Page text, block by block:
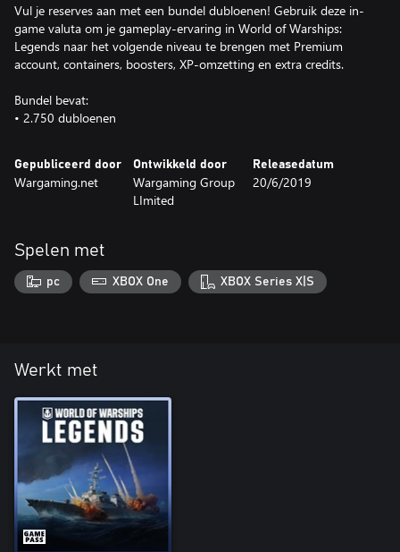
Vul je reserves aan met een bundel dubloenen! Gebruik deze in-
game valuta om je gameplay-ervaring in World of Warships:
Legends naar het volgende niveau te brengen met Premium
account, containers, boosters, XP-omzetting en extra credits.
Bundel bevat:
• 2.750 dubloenen
Gepubliceerd door
Wargaming.net
Ontwikkeld door
Wargaming Group
LImited
Releasedatum
20/6/2019
Spelen met
pc XBOX One XBOX Series X|S
Werkt met